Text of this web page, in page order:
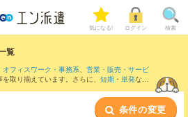
気になる! ログイン 検索
覧
オフィスワーク・事務系、 営業・販売・サービ
取り揃えています。さらに、 短期 ・ 単発など
など近隣駅のお仕事も
条件の変更